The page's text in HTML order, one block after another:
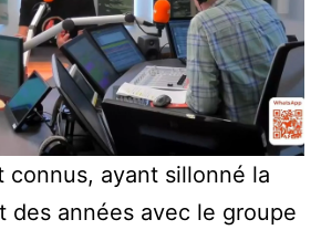
connus, ayant sillonné la
des années avec le groupe